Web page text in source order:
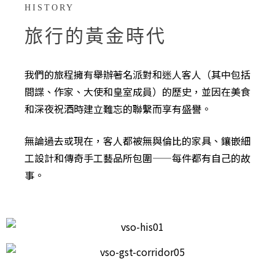
HISTORY
旅行的黃金時代
我們的旅程擁有舉辦著名派對和迷人客人（其中包括
間諜、作家、大使和皇室成員）的歷史，並因在美食
和深夜祝酒時建立難忘的聯繫而享有盛譽。
無論過去或現在，客人都被無與倫比的家具、鑲嵌細
工設計和傳奇手工藝品所包圍——每件都有自己的故
事。